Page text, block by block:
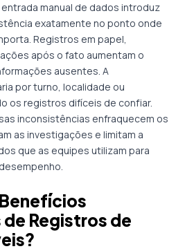
entrada manual de dados introduz
exatamente no ponto onde
Registros em papel,
após o fato aumentam o
ausentes. A
por turno, localidade ou
os registros difíceis de confiar.
inconsistências enfraquecem os
as investigações e limitam a
que as equipes utilizam para
Registros de